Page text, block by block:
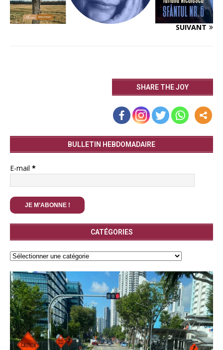
SUIVANT
SHARE THE JOY
BULLETIN HEBDOMADAIRE
E-mail *
CATÉGORIES